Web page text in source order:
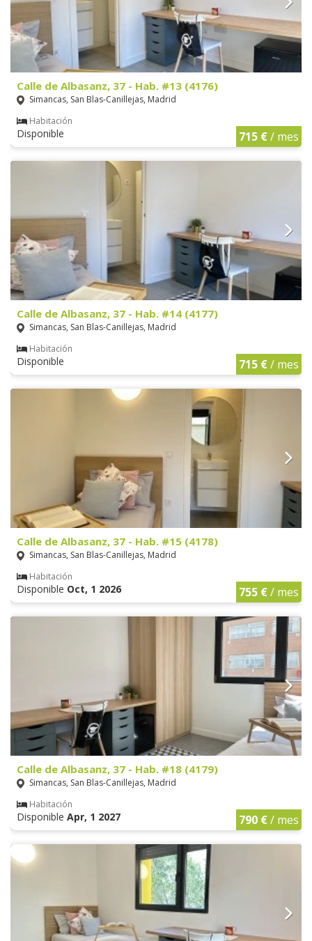
Calle de Albasanz, 37 - Hab. #13 (4176)
Simancas, San Blas-Canillejas, Madrid
Habitación
Disponible 715 €/ mes
Calle de Albasanz, 37 - Hab. #14 (4177)
Simancas, San Blas-Canillejas, Madrid
Habitación
Disponible 715 €/ mes
Calle de Albasanz, 37 - Hab. #15 (4178)
Simancas, San Blas-Canillejas, Madrid
Habitación
Disponible Oct, 1 2026 755 €/ mes
Calle de Albasanz, 37 - Hab. #18 (4179)
Simancas, San Blas-Canillejas, Madrid
Habitación
Disponible Apr, 1 2027 790 €/ mes